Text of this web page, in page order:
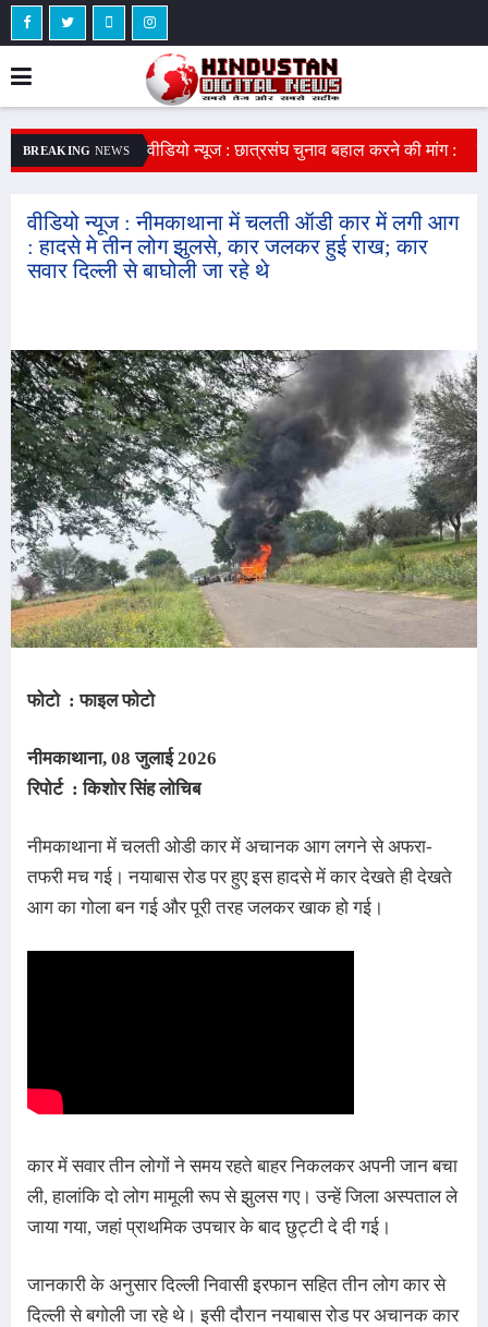
BREAKING NEWS
मंत्री के अतिरिक्त
विवेश 2020 बैच के
वीडियो न्यूज : छात्रसंघ चुनाव बहाल करने की मांग :
कर किया प्रदर्शन, सरकार की सद्बुद्धि के लिए यज्ञ
वीडियो न्यूज : नीमकाथाना में चलती ऑडी कार में लगी आग
: हादसे मे तीन लोग झुलसे, कार जलकर हुई राख; कार
सवार दिल्ली से बाघोली जा रहे थे
फोटो : फाइल फोटो
नीमकाथाना, 08 जुलाई2026
रिपोर्ट : किशोर सिंह लोचिब
नीमकाथाना में चलती ओडी कार में अचानक आग लगने से अफरा-
तफरी मच गई। नयाबास रोड पर हुए इस हादसे में कार देखते ही देखते
आग का गोला बन गई और पूरी तरह जलकर खाक हो गई।
कार में सवार तीन लोगों ने समय रहते बाहर निकलकर अपनी जान बचा
ली, हालांकि दो लोग मामूली रूप से झुलस गए। उन्हें जिला अस्पताल ले
जाया गया, जहां प्राथमिक उपचार के बाद छुट्टी दे दी गई।
जानकारी के अनुसार दिल्ली निवासी इरफान सहित तीन लोग कार से
दिल्ली से बगोली जा रहे थे। इसी दौरान नयाबास रोड पर अचानक कार